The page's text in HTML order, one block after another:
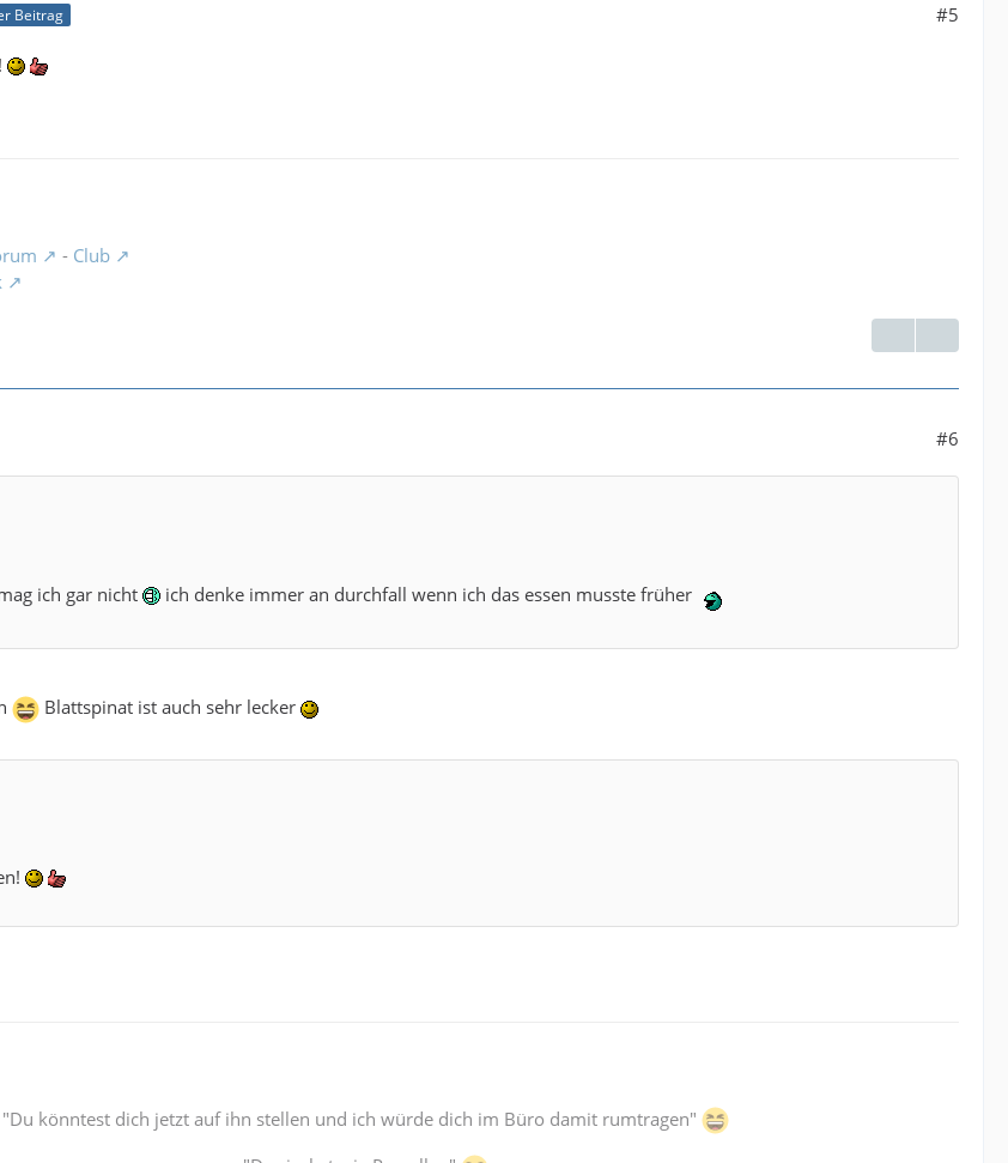
Beitrag #5
- Club
#6
ich gar nicht ich denke immer an durchfall wenn ich das essen musste früher
Blattspinat ist auch sehr lecker
"Du könntest dich jetzt auf ihn stellen und ich würde dich im Büro damit rumtragen"